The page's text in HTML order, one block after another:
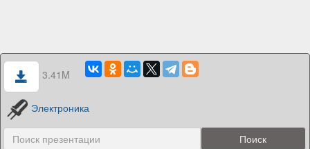
3.41M
Электроника